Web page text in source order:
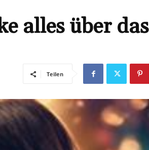
alles über das
Teilen